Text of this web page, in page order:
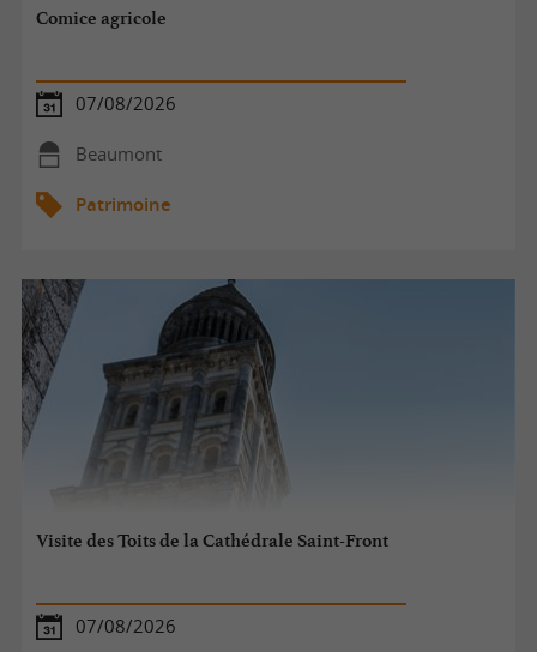
Comice agricole
07/08/2026
Beaumont
Patrimoine
Visite des Toits de la Cathédrale Saint-Front
07/08/2026